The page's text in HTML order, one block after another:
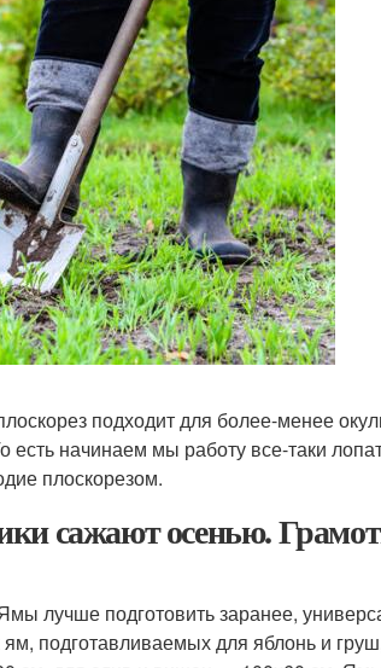
подходит для более-менее
начинаем мы работу все-таки
плоскорезом.
сажают осенью.
лучше подготовить заранее,
подготавливаемых для яблонь и